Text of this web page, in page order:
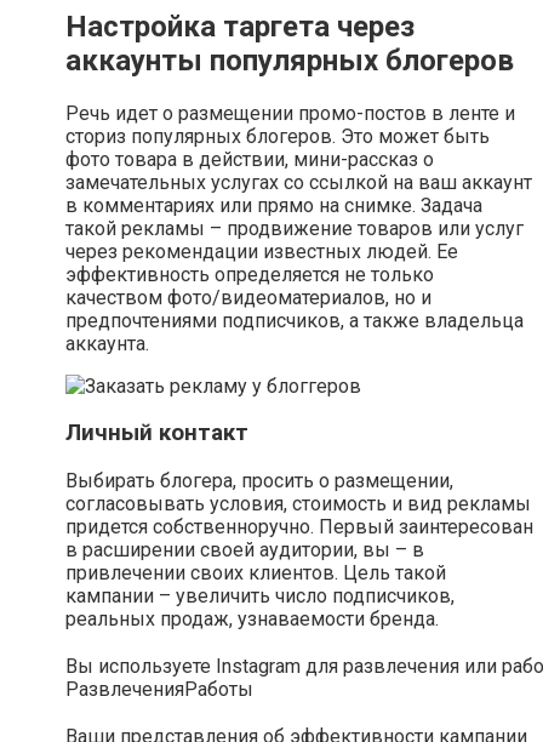
Настройка таргета через
аккаунты популярных блогеров
Речь идет о размещении промо-постов в ленте и
сториз популярных блогеров. Это может быть
фото товара в действии, мини-рассказ о
замечательных услугах со ссылкой на ваш аккаунт
в комментариях или прямо на снимке. Задача
такой рекламы – продвижение товаров или услуг
через рекомендации известных людей. Ее
эффективность определяется не только
качеством фото/видеоматериалов, но и
предпочтениями подписчиков, а также владельца
аккаунта.
Личный контакт
Выбирать блогера, просить о размещении,
согласовывать условия, стоимость и вид рекламы
придется собственноручно. Первый заинтересован
в расширении своей аудитории, вы – в
привлечении своих клиентов. Цель такой
кампании – увеличить число подписчиков,
реальных продаж, узнаваемости бренда.
Вы используете Instagram для развлечения или
РазвлеченияРаботы
Ваши представления об эффективности кампании